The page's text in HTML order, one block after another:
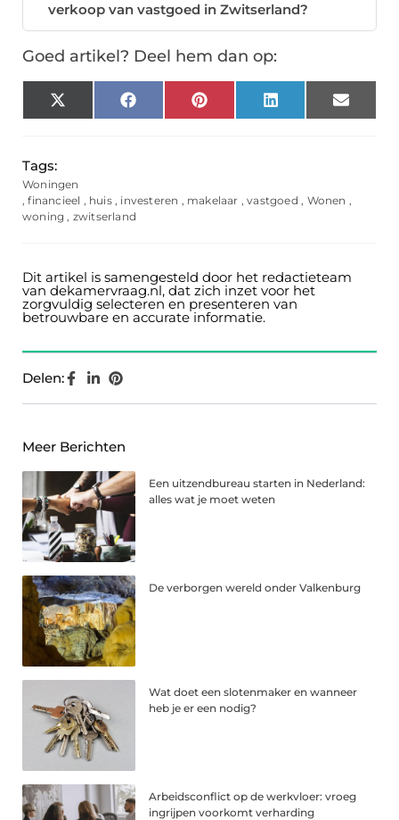
verkoop van vastgoed in Zwitserland?
Goed artikel? Deel hem dan op:
X
(Twitter)
FacebookPinterest LinkedIn Email
Tags:
Woningen
,financieel , huis, investeren , makelaar ,vastgoed , Wonen ,
woning , zwitserland
Dit artikel is samengesteld door het redactieteam
van dekamervraag.nl, dat zich inzet voor het
zorgvuldig selecteren en presenteren van
betrouwbare en accurate informatie.
Delen:
Meer Berichten
Een uitzendbureau starten in Nederland:
alles wat je moet weten
De verborgen wereld onder Valkenburg
Wat doet een slotenmaker en wanneer
heb je er een nodig?
Arbeidsconflict op de werkvloer: vroeg
ingrijpen voorkomt verharding